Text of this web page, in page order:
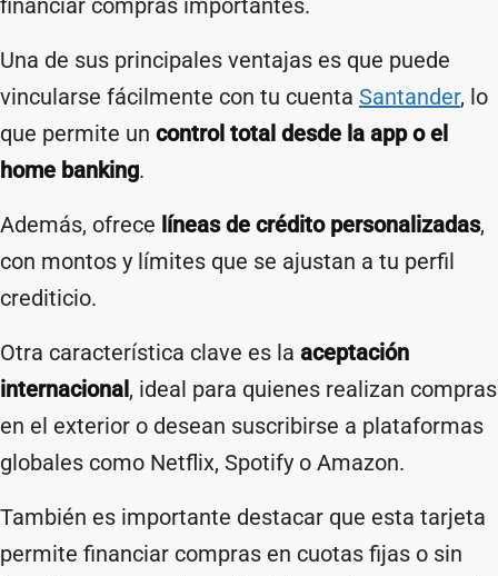
financiar compras importantes.
Una de sus principales ventajas es que puede
vincularse fácilmente con tu cuenta Santander, lo
que permite un control total desde la app o el
home banking.
Además, ofrece líneas de crédito personalizadas,
con montos y límites que se ajustan a tu perfil
crediticio.
Otra característica clave es la aceptación
internacional, ideal para quienes realizan compras
en el exterior o desean suscribirse a plataformas
globales como Netflix, Spotify o Amazon.
También es importante destacar que esta tarjeta
permite financiar compras en cuotas fijas o sin